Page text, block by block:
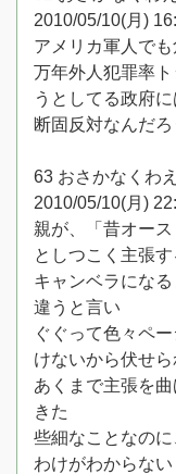
2010/05/10(月)
アメリカ軍人でも
万年外人犯罪率
うとしてる政府に
断固反対なんだろ
63 おさかなくわ
2010/05/10(月)
親が、「昔オー
としつこく主張す
キャンベラにな
違うと言い
ぐぐって色々ペ
けないから伏せ
あくまで主張を
きた
些細なことなの
わけがわからない